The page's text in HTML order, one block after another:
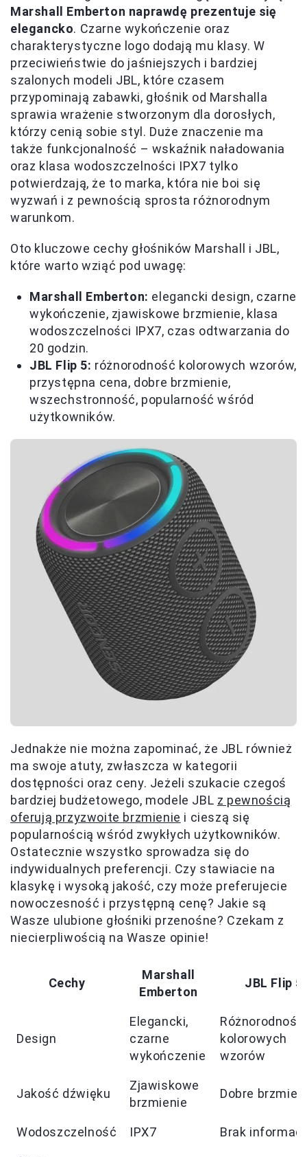
Marshall Emberton naprawdę prezentuje się
elegancko. Czarne wykończenie oraz
charakterystyczne logo dodają mu klasy. W
przeciwieństwie do jaśniejszych i bardziej
szalonych modeli JBL, które czasem
przypominają zabawki, głośnik od Marshalla
sprawia wrażenie stworzonym dla dorosłych,
którzy cenią sobie styl. Duże znaczenie ma
także funkcjonalność – wskaźnik naładowania
oraz klasa wodoszczelności IPX7 tylko
potwierdzają, że to marka, która nie boi się
wyzwań i z pewnością sprosta różnorodnym
warunkom.
Oto kluczowe cechy głośników Marshall i JBL,
które warto wziąć pod uwagę:
Marshall Emberton: elegancki design, czarne
wykończenie, zjawiskowe brzmienie, klasa
wodoszczelności IPX7, czas odtwarzania do
20 godzin.
JBL Flip 5: różnorodność kolorowych wzorów,
przystępna cena, dobre brzmienie,
wszechstronność, popularność wśród
użytkowników.
Jednakże nie można zapominać, że JBL również
ma swoje atuty, zwłaszcza w kategorii
dostępności oraz ceny. Jeżeli szukacie czegoś
bardziej budżetowego, modele JBL z pewnością
oferują przyzwoite brzmienie i cieszą się
popularnością wśród zwykłych użytkowników.
Ostatecznie wszystko sprowadza się do
indywidualnych preferencji. Czy stawiacie na
klasykę i wysoką jakość, czy może preferujecie
nowoczesność i przystępną cenę? Jakie są
Wasze ulubione głośniki przenośne? Czekam z
niecierpliwością na Wasze opinie!
Cechy
Marshall
Emberton
JBL Flip 5
Design
Elegancki,
czarne
wykończenie
Różnorodność
kolorowych
wzorów
Jakość dźwięku
Zjawiskowe
brzmienie
Dobre
Wodoszczelność IPX7 Brak